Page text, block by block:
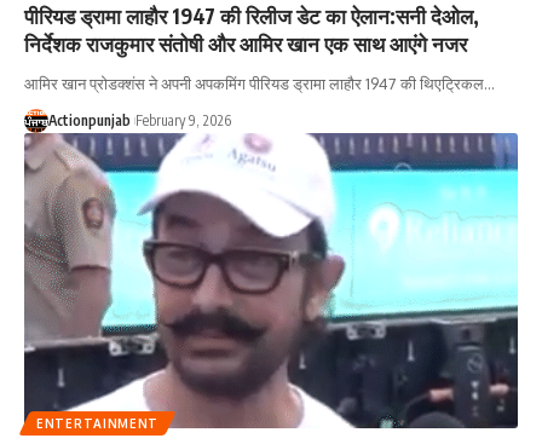
पीरियड ड्रामा लाहौर 1947 की रिलीज डेट का ऐलान:सनी देओल,
निर्देशक राजकुमार संतोषी और आमिर खान एक साथ आएंगे नजर
आमिर खान प्रोडक्शंस ने अपनी अपकमिंग पीरियड ड्रामा लाहौर 1947 की थिएट्रिकल…
Actionpunjab February 9, 2026
ENTERTAINMENT